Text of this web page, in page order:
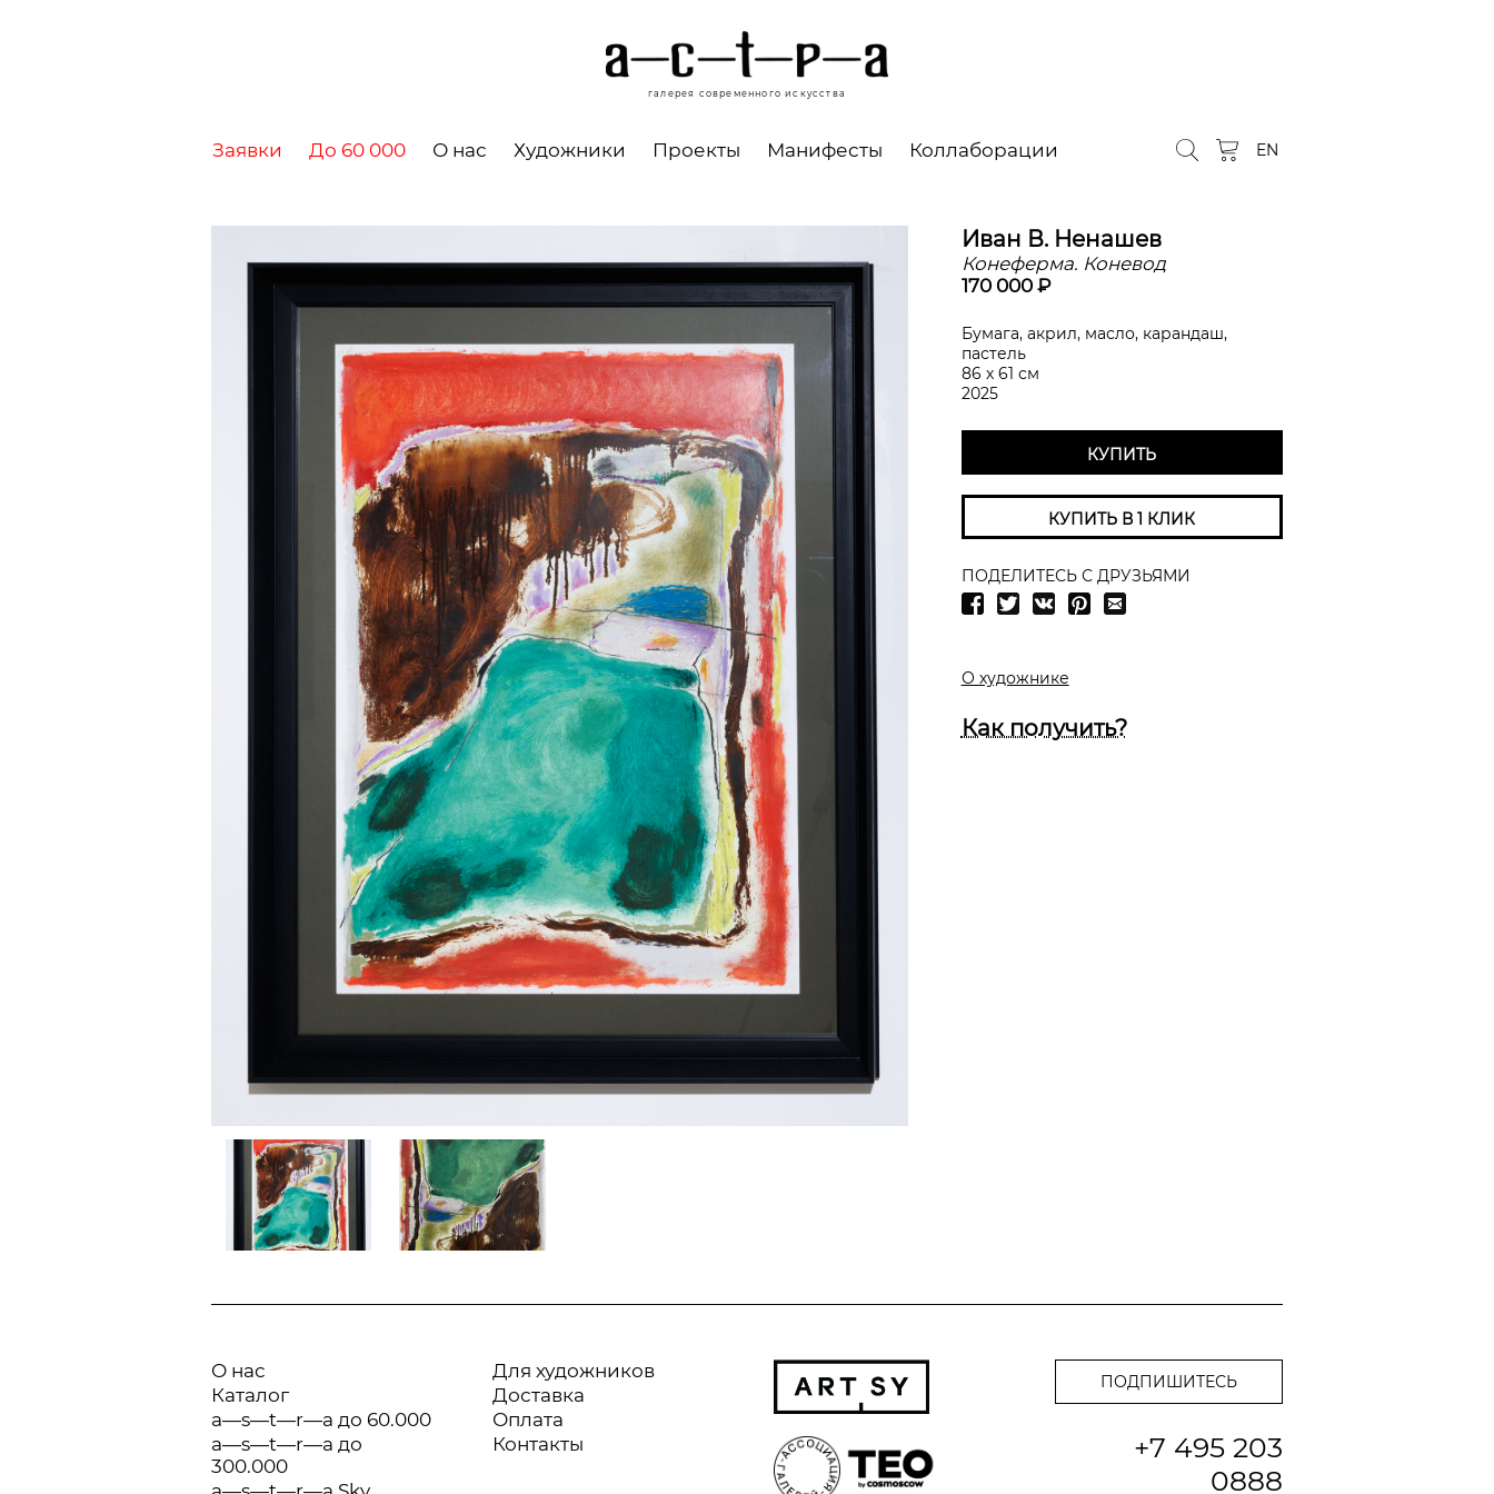
галерея современного искусства
Заявки До 60 000 О нас Художники Проекты Манифесты Коллаборации EN
Иван В. Ненашев
Конеферма. Коневод
170 000 ₽
Бумага, акрил, масло, карандаш,
пастель
86 х 61 см
2025
КУПИТЬ
КУПИТЬ В 1 КЛИК
ПОДЕЛИТЕСЬ С ДРУЗЬЯМИ
О художнике
Как получить?
О нас
Каталог
a—s—t—r—a до 60.000
a—s—t—r—a до
300.000
Для художников
Доставка
Оплата
Контакты
+7 495 203
0888